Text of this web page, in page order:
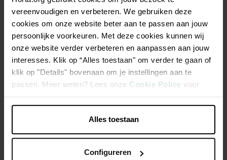
vereenvoudigen en verbeteren. We gebruiken deze
cookies om onze website beter aan te passen aan jouw
persoonlijke voorkeuren. Met deze cookies kunnen wij
onze website verder verbeteren en aanpassen aan jouw
interesses. Klik op “Alles toestaan" om verder te gaan of
klik op "Details" bovenaan om je instellingen aan te
passen. Meer weten? Lees onze Cookie Policy voor
meer informatie.
Alles toestaan
Configureren
Description
Remote Control Pond Eco+Rc 5.000
10 niveaux de réglage de la puissance